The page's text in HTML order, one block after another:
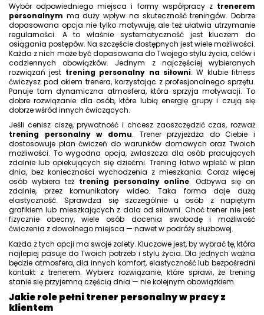
Wybór odpowiedniego miejsca i formy współpracy z trenerem
personalnym ma duży wpływ na skuteczność treningów. Dobrze
dopasowana opcja nie tylko motywuje, ale też ułatwia utrzymanie
regularności. A to właśnie systematyczność jest kluczem do
osiągania postępów. Na szczęście dostępnych jest wiele możliwości.
Każda z nich może być dopasowana do Twojego stylu życia, celów i
codziennych obowiązków. Jednym z najczęściej wybieranych
rozwiązań jest trening personalny na siłowni. W klubie fitness
ćwiczysz pod okiem trenera, korzystając z profesjonalnego sprzętu.
Panuje tam dynamiczna atmosfera, która sprzyja motywacji. To
dobre rozwiązanie dla osób, które lubią energię grupy i czują się
dobrze wśród innych ćwiczących.
Jeśli cenisz ciszę, prywatność i chcesz zaoszczędzić czas, rozważ
trening personalny w domu. Trener przyjeżdża do Ciebie i
dostosowuje plan ćwiczeń do warunków domowych oraz Twoich
możliwości. To wygodna opcja, zwłaszcza dla osób pracujących
zdalnie lub opiekujących się dziećmi. Trening łatwo wpleść w plan
dnia, bez konieczności wychodzenia z mieszkania. Coraz więcej
osób wybiera też trening personalny online. Odbywa się on
zdalnie, przez komunikatory wideo. Taka forma daje dużą
elastyczność. Sprawdza się szczególnie u osób z napiętym
grafikiem lub mieszkających z dala od siłowni. Choć trener nie jest
fizycznie obecny, wiele osób docenia swobodę i możliwość
ćwiczenia z dowolnego miejsca — nawet w podróży służbowej.
Każda z tych opcji ma swoje zalety. Kluczowe jest, by wybrać tę, która
najlepiej pasuje do Twoich potrzeb i stylu życia. Dla jednych ważna
będzie atmosfera, dla innych komfort, elastyczność lub bezpośredni
kontakt z trenerem. Wybierz rozwiązanie, które sprawi, że trening
stanie się przyjemną częścią dnia — nie kolejnym obowiązkiem.
Jakie role pełni trener personalny w pracy z
klientem